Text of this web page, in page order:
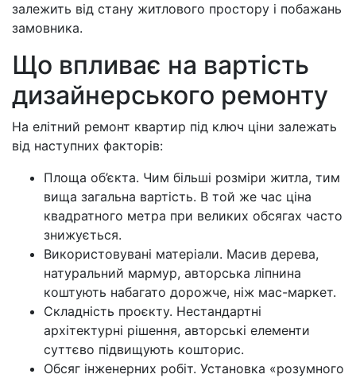
залежить від стану житлового простору і побажань
замовника.
Що впливає на вартість
дизайнерського ремонту
На елітний ремонт квартир під ключ ціни залежать
від наступних факторів:
Площа об’єкта. Чим більші розміри житла, тим
вища загальна вартість. В той же час ціна
квадратного метра при великих обсягах часто
знижується.
Використовувані матеріали. Масив дерева,
натуральний мармур, авторська ліпнина
коштують набагато дорожче, ніж мас-маркет.
Складність проєкту. Нестандартні
архітектурні рішення, авторські елементи
суттєво підвищують кошторис.
Обсяг інженерних робіт. Установка «розумного